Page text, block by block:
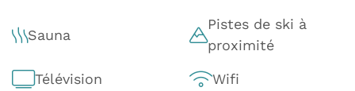
Sauna
Pistes de ski à
proximité
Télévision Wifi